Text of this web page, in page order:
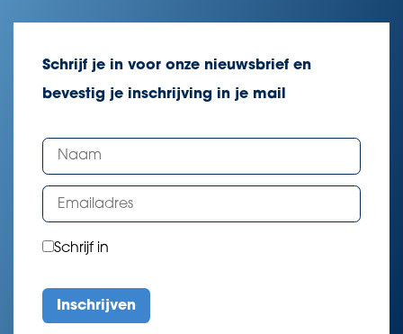
Schrijf je in voor onze nieuwsbrief en
bevestig je inschrijving in je mail
Schrijf in